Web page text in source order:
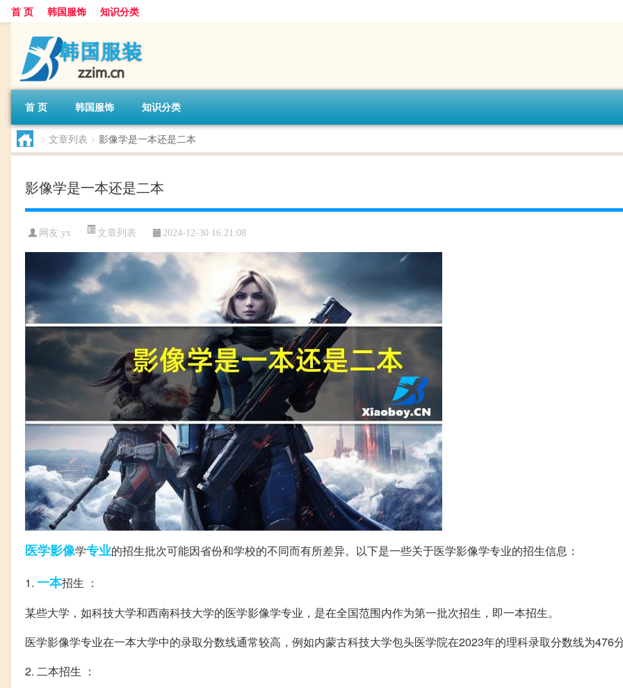
首 页 韩国服饰 知识分类
首 页 韩国服饰 知识分类
> 文章列表 > 影像学是一本还是二本
影像学是一本还是二本
网友:yx 文章列表 2024-12-30 16:21:08
医学影像学专业的招生批次可能因省份和学校的不同而有所差异。以下是一些关于医学影像学专业的招生信息：
1. 一本招生 ：
某些大学，如科技大学和西南科技大学的医学影像学专业，是在全国范围内作为第一批次招生，即一本招生。
医学影像学专业在一本大学中的录取分数线通常较高，例如内蒙古科技大学包头医学院在2023年的理科录取分数线为476
2. 二本招生 ：